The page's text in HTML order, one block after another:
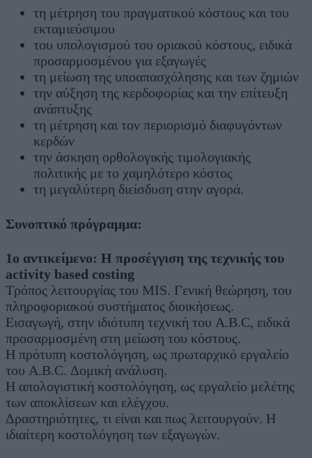
τη μέτρηση του πραγματικού κόστους και του
εκταμιεύσιμου
του υπολογισμού του οριακού κόστους, ειδικά
προσαρμοσμένου για εξαγωγές
τη μείωση της υποαπασχόλησης και των ζημιών
την αύξηση της κερδοφορίας και την επίτευξη
ανάπτυξης
τη μέτρηση και τον περιορισμό διαφυγόντων
κερδών
την άσκηση ορθολογικής τιμολογιακής
πολιτικής με το χαμηλότερο κόστος
τη μεγαλύτερη διείσδυση στην αγορά.
Συνοπτικό πρόγραμμα:
1ο αντικείμενο: Η προσέγγιση της τεχνικής του
activity based costing
Τρόπος λειτουργίας του MIS. Γενική θεώρηση, του
πληροφοριακού συστήματος διοικήσεως.
Εισαγωγή, στην ιδιότυπη τεχνική του A.B.C, ειδικά
προσαρμοσμένη στη μείωση του κόστους.
Η πρότυπη κοστολόγηση, ως πρωταρχικό εργαλείο
του A.B.C. Δομική ανάλυση.
Η απολογιστική κοστολόγηση, ως εργαλείο μελέτης
των αποκλίσεων και ελέγχου.
Δραστηριότητες, τι είναι και πως λειτουργούν. Η
ιδιαίτερη κοστολόγηση των εξαγωγών.